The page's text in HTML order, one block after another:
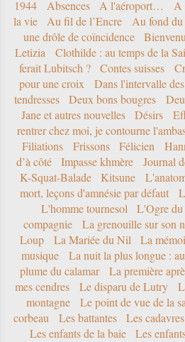
1944 Absences A l'aéroport… A
la vie
Au fil de l’Encre Au fond
une drôle de coïncidence
Letizia
Clothilde : au temps de la
ferait Lubitsch ?
Contes suisses
pour une croix
Dans l'intervalle
tendresses
Deux bons bougres
Jane et autres nouvelles
Désirs
rentrer chez moi, je contourne
Filiations
Frissons Félicien
d’à côté
Impasse khmère Journal
K-Squat-Balade
Kitsune
mort, leçons d'amnésie par défaut
L'homme tournesol
L'Ogre du
compagnie
La grenouille sur son
Loup
La Mariée du Nil La
musique
La nuit la plus longue :
plume du calamar
La première
mes cendres
Le disparu de Lutry
montagne
Le point de vue de la
corbeau
Les battantes Les
Les enfants de la baie
Les